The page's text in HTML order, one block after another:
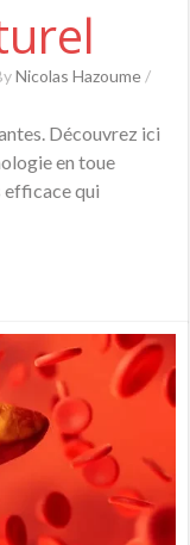
Nicolas Hazoume /
Découvrez ici
en toue
efficace qui